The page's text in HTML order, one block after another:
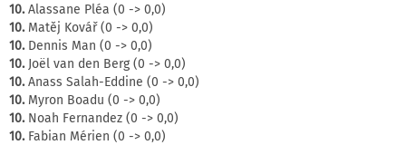
10.Alassane Pléa (0 -> 0,0)
10.Matěj Kovář (0 -> 0,0)
10.Dennis Man (0 -> 0,0)
10.Joël van den Berg (0 -> 0,0)
10.Anass Salah-Eddine (0 -> 0,0)
10.Myron Boadu (0 -> 0,0)
10.Noah Fernandez (0 -> 0,0)
10.Fabian Mérien (0 -> 0,0)